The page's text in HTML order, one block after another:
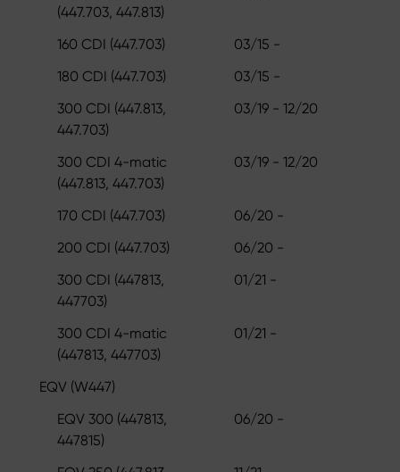
(447.703, 447.813)
160 CDI (447.703)
03/15 -
180 CDI (447.703)
03/15 -
300 CDI (447.813,
447.703)
03/19 - 12/20
300 CDI 4-matic
(447.813, 447.703)
03/19 - 12/20
170 CDI (447.703)
06/20 -
200 CDI (447.703)
06/20 -
300 CDI (447813,
447703)
01/21 -
300 CDI 4-matic
(447813, 447703)
01/21 -
EQV (W447)
EQV 300 (447813,
447815)
06/20 -